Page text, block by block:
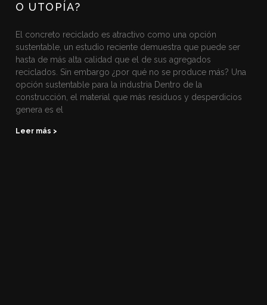
O UTOPÍA?
El concreto reciclado es atractivo como una opción
sustentable, un estudio reciente demuestra que puede ser
hasta de más alta calidad que el de sus agregados
reciclados. Sin embargo ¿por qué no se produce más? Una
opción sustentable para la industria Dentro de la
construcción, el material que más residuos y desperdicios
genera es el
Leer más >